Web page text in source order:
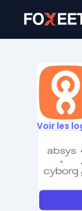
Voir les